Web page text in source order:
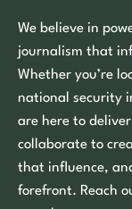
We believe in
journalism that
Whether you’re
national security
are here to
collaborate to
that influence,
forefront. Reach